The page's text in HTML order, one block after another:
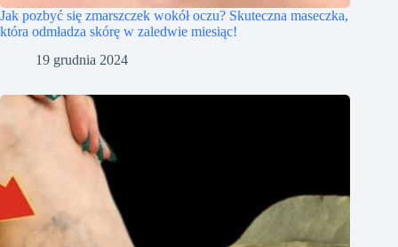
Jak pozbyć się zmarszczek wokół oczu? Skuteczna maseczka,
która odmładza skórę w zaledwie miesiąc!
19 grudnia 2024